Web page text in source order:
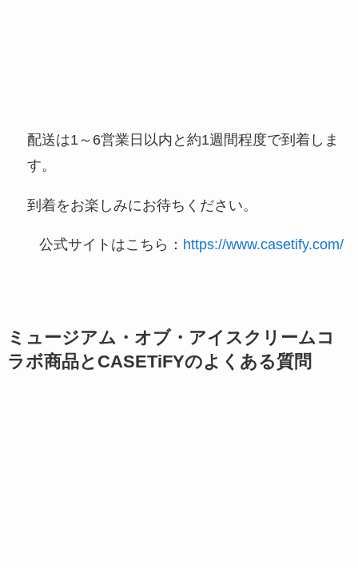
配送は1～6営業日以内と約1週間程度で到着しま
す。
到着をお楽しみにお待ちください。
公式サイトはこちら： https://www.casetify.com/
ミュージアム・オブ・アイスクリームコ
ラボ商品とCASETiFYのよくある質問